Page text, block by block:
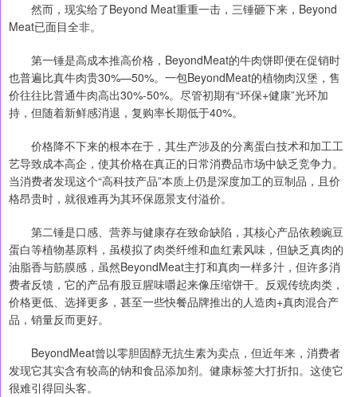
然而，现实给了Beyond Meat重重一击，三锤砸下来，Beyond
Meat已面目全非。
第一锤是高成本推高价格，BeyondMeat的牛肉饼即便在促销时
也普遍比真牛肉贵30%—50%。一包BeyondMeat的植物肉汉堡，售
价往往比普通牛肉高出30%-50%。尽管初期有“环保+健康”光环加
持，但随着新鲜感消退，复购率长期低于40%。
价格降不下来的根本在于，其生产涉及的分离蛋白技术和加工工
艺导致成本高企，使其价格在真正的日常消费品市场中缺乏竞争力。
当消费者发现这个“高科技产品”本质上仍是深度加工的豆制品，且价
格昂贵时，就很难再为其环保愿景支付溢价。
第二锤是口感、营养与健康存在致命缺陷，其核心产品依赖豌豆
蛋白等植物基原料，虽模拟了肉类纤维和血红素风味，但缺乏真肉的
油脂香与筋膜感，虽然BeyondMeat主打和真肉一样多汁，但许多消
费者反馈，它的产品有股豆腥味嚼起来像压缩饼干。反观传统肉类，
价格更低、选择更多，甚至一些快餐品牌推出的人造肉+真肉混合产
品，销量反而更好。
BeyondMeat曾以零胆固醇无抗生素为卖点，但近年来，消费者
发现它其实含有较高的钠和食品添加剂。健康标签大打折扣。这使它
很难引得回头客。